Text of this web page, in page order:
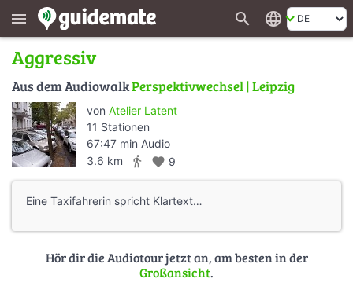
menu search language
Aggressiv
Aus dem AudiowalkPerspektivwechsel | Leipzig
von Atelier Latent
11 Stationen
67:47 min Audio
3.6 km
directions_walk favorite 9
Eine Taxifahrerin spricht Klartext…
Hör dir die Audiotour jetzt an, am besten in der
Großansicht.